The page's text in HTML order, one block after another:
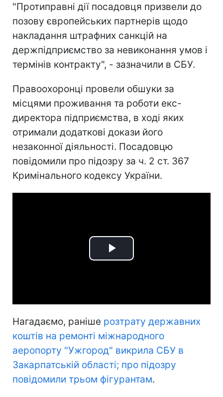
"Протиправні дії посадовця призвели до
позову європейських партнерів щодо
накладання штрафних санкцій на
держпідприємство за невиконання умов і
термінів контракту", - зазначили в СБУ.
Правоохоронці провели обшуки за
місцями проживання та роботи екс-
директора підприємства, в ході яких
отримали додаткові докази його
незаконної діяльності. Посадовцю
повідомили про підозру за ч. 2 ст. 367
Кримінального кодексу України.
Play
Нагадаємо, раніше розтрату державних
коштів на ремонті міжнародного
аеропорту "Ужгород" викрила СБУ в
Закарпатській області; про підозру
повідомили трьом фігурантам.